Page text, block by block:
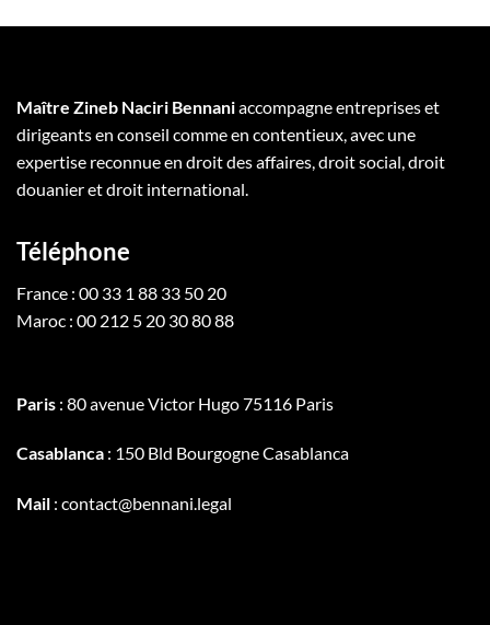
Maître Zineb Naciri Bennaniaccompagne entreprises et
dirigeants en conseil comme en contentieux, avec une
expertise reconnue en droit des affaires, droit social, droit
douanier et droit international.
Téléphone
France : 00 33 1 88 33 50 20
Maroc : 00 212 5 20 30 80 88
Paris : 80 avenue Victor Hugo 75116 Paris
Casablanca : 150 Bld Bourgogne Casablanca
Mail : contact@bennani.legal